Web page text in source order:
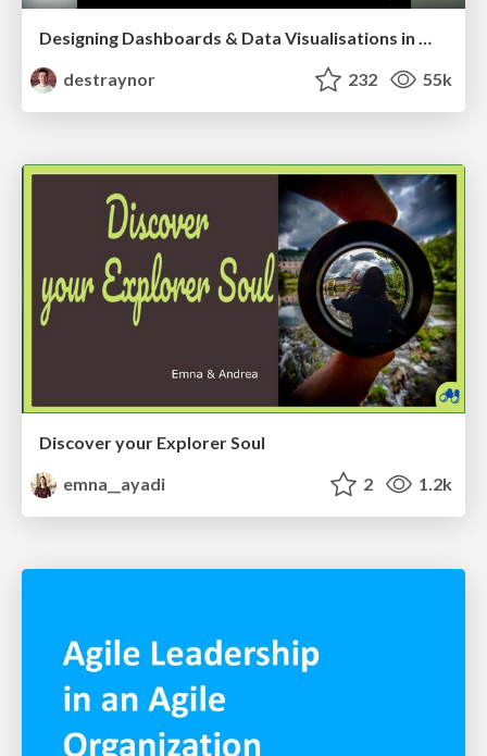
Designing Dashboards & Data Visualisations in Web Apps
destraynor
232 55k
Discover your Explorer Soul
emna__ayadi
2 1.2k